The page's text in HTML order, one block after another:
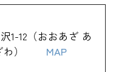
1-12（おおあざ あ
）
MAP